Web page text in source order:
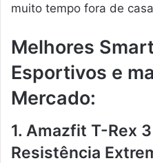
muito tempo fora de
Melhores
Esportivos e
Mercado:
1. Amazfit T-Rex
Resistência